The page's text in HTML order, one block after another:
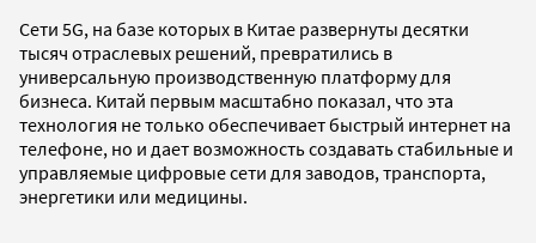
Сети 5G, на базе которых в Китае развернуты десятки
тысяч отраслевых решений, превратились в
универсальную производственную платформу для
бизнеса. Китай первым масштабно показал, что эта
технология не только обеспечивает быстрый интернет на
телефоне, но и дает возможность создавать стабильные и
управляемые цифровые сети для заводов, транспорта,
энергетики или медицины.